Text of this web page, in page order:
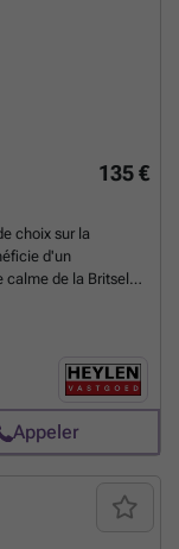
135 €
choix sur la
d'un
de la Britselei,
rejoindre rapidement
Disponible à
Appeler